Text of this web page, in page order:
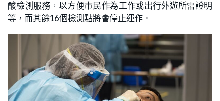
酸檢測服務，以方便市民作為工作或出行外遊所需證明
等，而其餘16個檢測點將會停止運作。